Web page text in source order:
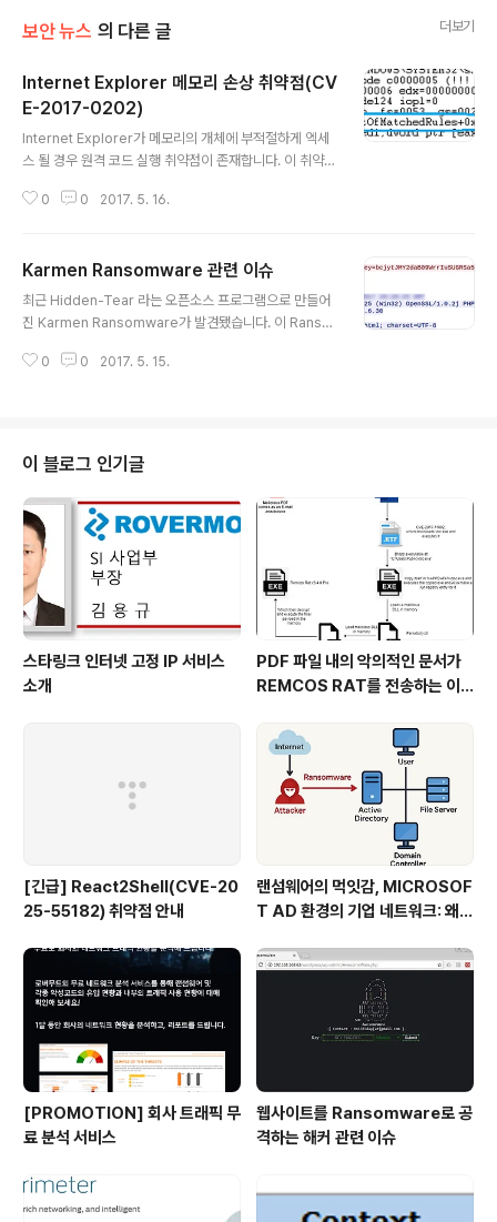
보안 뉴스 의 다른 글 더보기
Internet Explorer 메모리 손상 취약점(CV
E-2017-0202)
Internet Explorer가 메모리의 개체에 부적절하게 엑세
스 될 경우 원격 코드 실행 취약점이 존재합니다. 이 취약점
행 할 수 있게되는데, 오늘은 Internet Explorer 메모리
춥니다. 사진에서 볼 수 있듯이 스크립트가 특성을 잘못된
값으로 설정하려고 하면 MSHTML! CStyleSheetArra
y :: BuildListOfProbableRules에서 충돌이 발생합니
자는 이 악의적인 웹사이트를 호스팅하여 이 취약점을 악
0 0 2017. 5. 16.
Karmen Ransomware 관련 이슈
최근 Hidden-Tear 라는 오픈소스 프로그램으로 만들어
진 Karmen Ransomware가 발견됐습니다. 이 Ranso
omware인데, 오늘은 Karmen Ransomware에 대해
니다. 이 Ransomware의 경우 시스템의 다양한 파일을
암호화하여 운영자에게 요금을 지불 할 때까지 파일을 엑
세스 할 수 없게 합니다. Karmen은 github.com에서 Hi
dden-Tear라는 오픈 소스 멀웨어 프로그램에서 파생된
것으로 보고있습니다. 이러한 프로젝트를 ..
0 0 2017. 5. 15.
이 블로그 인기글
스타링크 인터넷 고정 IP 서비스
소개
PDF 파일 내의 악의적인 문서가
REMCOS RAT를 전송하는 이
[긴급] React2Shell(CVE-20
25-55182) 취약점 안내
랜섬웨어의 먹잇감, MICROSOF
T AD 환경의 기업 네트워크: 왜
까?
[PROMOTION] 회사 트래픽 무
료 분석 서비스
웹사이트를 Ransomware로 공
격하는 해커 관련 이슈